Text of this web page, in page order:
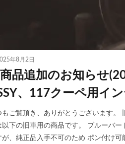
年8月2日
商品追加のお知らせ
、117クーペ用イ
もご覧頂き、ありがとうございます。
以下の旧車用の商品です。 ブルーバ
が、純正品入手不可のため ポン付け